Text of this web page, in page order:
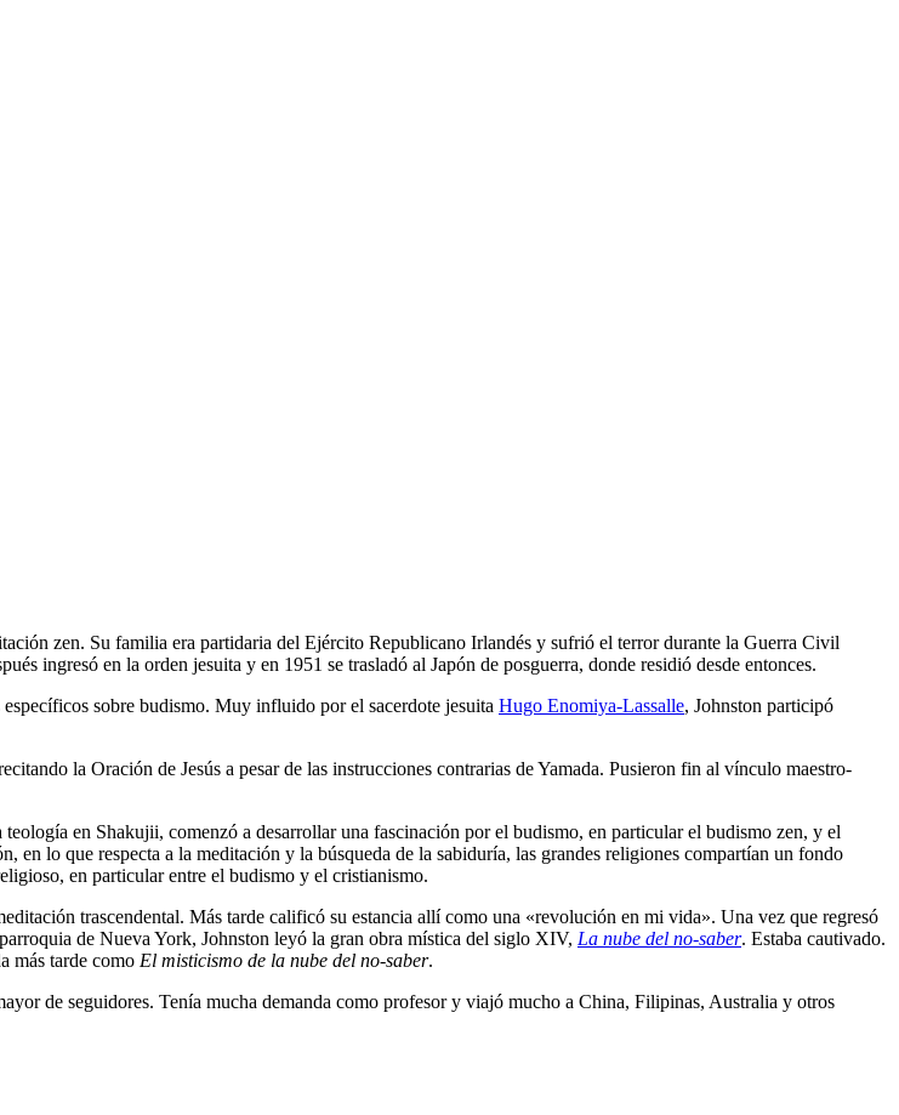
zen. Su familia era partidaria del Ejército Republicano Irlandés y sufrió el terror durante la Guerra Civil
ingresó en la orden jesuita y en 1951 se trasladó al Japón de posguerra, donde residió desde entonces.
sobre budismo. Muy influido por el sacerdote jesuita Hugo Enomiya-Lassalle, Johnston participó
la Oración de Jesús a pesar de las instrucciones contrarias de Yamada. Pusieron fin al vínculo maestro-
en Shakujii, comenzó a desarrollar una fascinación por el budismo, en particular el budismo zen, y el
en lo que respecta a la meditación y la búsqueda de la sabiduría, las grandes religiones compartían un fondo
en particular entre el budismo y el cristianismo.
trascendental. Más tarde calificó su estancia allí como una «revolución en mi vida». Una vez que regresó
de Nueva York, Johnston leyó la gran obra mística del siglo XIV, La nube del no-saber. Estaba cautivado.
más tarde como El misticismo de la nube del no-saber.
de seguidores. Tenía mucha demanda como profesor y viajó mucho a China, Filipinas, Australia y otros